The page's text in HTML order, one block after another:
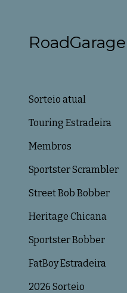
RoadGarage
Sorteio atual
Touring Estradeira
Membros
Sportster Scrambler
Street Bob Bobber
Heritage Chicana
Sportster Bobber
FatBoy Estradeira
2026 Sorteio